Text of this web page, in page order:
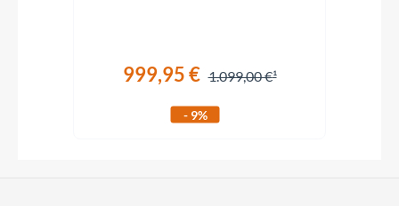
999,95 € 1.099,00 €
- 9%